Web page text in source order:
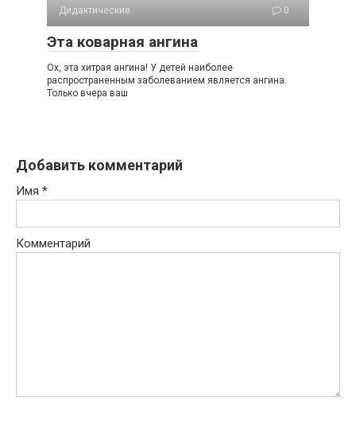
Дидактические 0
Эта коварная ангина
Ох, эта хитрая ангина! У детей наиболее
распространенным заболеванием является ангина.
Только вчера ваш
Добавить комментарий
Имя *
Комментарий